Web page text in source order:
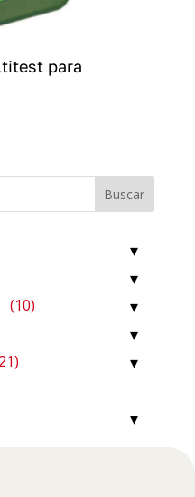
para
Buscar
1010
21